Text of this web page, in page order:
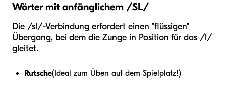
Wörter mit anfänglichem /SL/
Die /sl/-Verbindung erfordert einen "flüssigen"
Übergang, bei dem die Zunge in Position für das /l/
gleitet.
Rutsche(Ideal zum Üben auf dem Spielplatz!)